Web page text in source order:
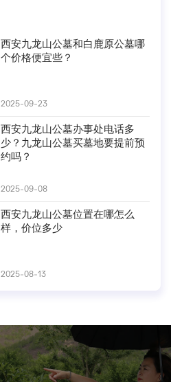
西安九龙山公墓和白鹿原公墓哪
个价格便宜些？
2025-09-23
西安九龙山公墓办事处电话多
少？九龙山公墓买墓地要提前预
约吗？
2025-09-08
西安九龙山公墓位置在哪怎么
样，价位多少
2025-08-13